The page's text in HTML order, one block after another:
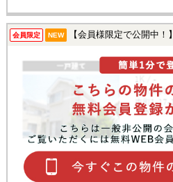
会員限定 NEW 【会員様限定で公開中！】